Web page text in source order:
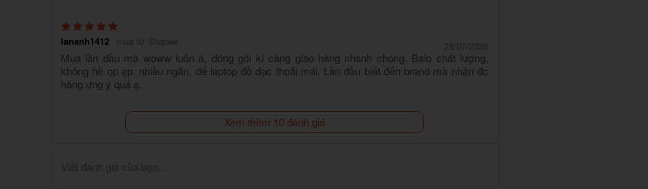
lananh1412 mua từ Shopee 28/07/2026
Mua lần đầu mà woww luôn á, đóng gói kĩ càng giao hàng nhanh chóng. Balo chất lượng,
không hề ọp ẹp, nhiều ngăn, để laptop đồ đạc thoải mái. Lần đầu biết đến brand mà nhận đc
hàng ưng ý quá ạ.
Xem thêm 10 đánh giá
Viết đánh giá của bạn...